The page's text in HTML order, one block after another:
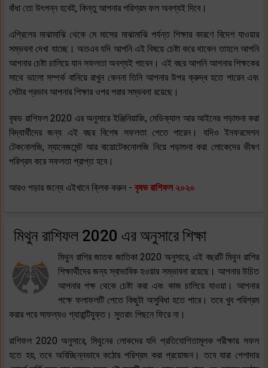
বাঁধা তো উৎপন্ন হবেই, কিন্তু আপনার পরিশ্রম ফল অবশ্যই দিবে।
এপ্রিলের মাঝামাঝি থেকে মে মাসের মাঝামাঝি পর্যন্ত শিক্ষার কারণে বিদেশ যাওয়ার
সম্ভবনা দেখা যাচ্ছে। অতএব যদি আপনি এই বিষয়ে চেষ্টা করে থাকেন তাহলে আপনি
আপনার চেষ্টা চালিয়ে যান সফলতা অবশ্যই পাবেন। এই বছর আপনি আপনার শিক্ষকের
সাথে ভালো সম্পর্ক বানিয়ে রাখুন কেননা তিনি আপনার উপর ক্রুদ্ধ হতে পারেন এবং
সেটার প্রভাব আপনার শিক্ষার ওপর পরার সম্ভবনা রয়েছে।
বৃষভ রাশিফল 2020 এর অনুসারে ইঞ্জিনিয়ারিং, মেডিক্যাল আর আইনের পড়াশুনা করা
বিদ্যার্থীদের জন্য এই বছর বিশেষ সফলতা পেতে পারেন। যদিও ইনফরমেশন
টেকনোলজি, ম্যানেজমেন্ট আর বায়োটেকনোলজি নিয়ে পড়াশুনা করা লোকেদের ভীষণ
পরিশ্রম করে সফলতা প্রাপ্ত হবে।
আরও পড়ার জন্যে এইখানে ক্লিক করুন - বৃষভ রাশিফল ২০২০
মিথুন রাশিফল 2020 এর অনুসারে শিক্ষা
মিথুন রাশির জাতক জাতিকা 2020 অনুসারে, এই বছরটি মিথুন রাশির
শিক্ষার্থীদের জন্য স্বাভাবিক হওয়ার সম্ভাবনা রয়েছে। আপনার উচিত
আপনার পক্ষ থেকে চেষ্টা করা এবং কাজ চালিয়ে যাওয়া। আপনার
পক্ষে ফলাফলটি পেতে কিছুটা অসুবিধা হতে পারে। তবে খুব পরিশ্রম
করার পরে সাফল্যও গ্যারান্টিযুক্ত। সুতরাং পিছনে ফিরে না।
রাশিফল 2020 অনুসারে, মিথুনের লোকদের যদি প্রতিযোগিতামূলক পরীক্ষায় সফল
হতে হয়, তবে অবিচ্ছিন্নভাবে কঠোর পরিশ্রম করা প্রয়োজন। তবে যারা পেশাদার